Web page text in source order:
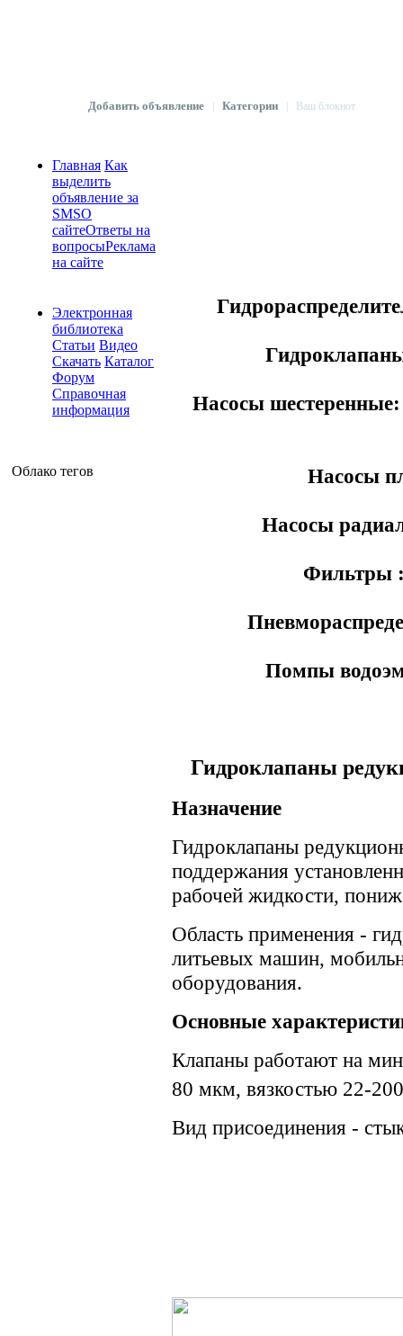
Добавить объявление| Категории| Ваш блокнот
Главная Как
выделить
объявление за
SMSО
сайтеОтветы на
вопросыРеклама
на сайте
Электронная
библиотека
Статьи Видео
Скачать Каталог
Форум
Справочная
информация
Облако тегов
Насосы
Насосы
Насосы
Помпы
Гидроклапаны
Назначение
Гидроклапаны
поддержания
рабочей жидкости,
Область применения -
литьевых машин,
оборудования.
Основные
Клапаны работают на
80 мкм, вязкостью 22-
Вид присоединения -